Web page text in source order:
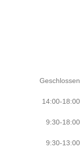
Geschlossen
14:00-18:00
9:30-18:00
9:30-13:00